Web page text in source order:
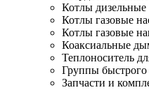
Котлы дизельные
Котлы газовые
Котлы газовые
Коаксиальные
Теплоноситель
Группы
Запчасти и